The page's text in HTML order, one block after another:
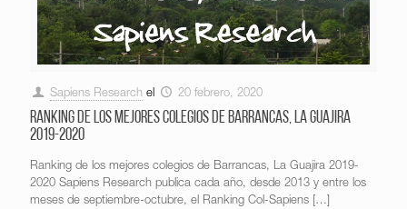
Sapiens Research el 20 febrero, 2020
Ranking de los mejores colegios de Barrancas, La Guajira
2019-2020
Ranking de los mejores colegios de Barrancas, La Guajira 2019-
2020 Sapiens Research publica cada año, desde 2013 y entre los
meses de septiembre-octubre, el Ranking Col-Sapiens […]